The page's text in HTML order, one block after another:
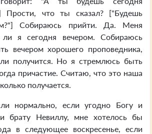
Прости, что ты сказал? ["Будешь
Собираюсь прийти. Да. Меня
ли я сегодня вечером. Собираюсь
вечером хорошего проповедника,
получится. Но я стремлюсь быть
причастие. Считаю, что это наша
получается.
нормально, если угодно Богу и
брату Невиллу, мне хотелось бы
в следующее воскресенье, если